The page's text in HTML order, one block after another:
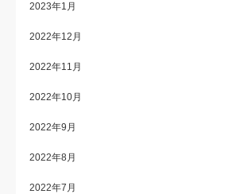
2023年1月
2022年12月
2022年11月
2022年10月
2022年9月
2022年8月
2022年7月